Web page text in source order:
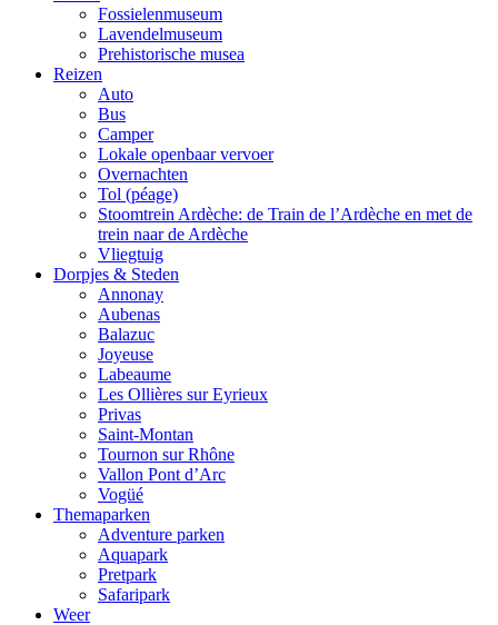
Fossielenmuseum
Lavendelmuseum
Prehistorische musea
Reizen
Auto
Bus
Camper
Lokale openbaar vervoer
Overnachten
Tol (péage)
Stoomtrein Ardèche: de Train de l’Ardèche en met de
trein naar de Ardèche
Vliegtuig
Dorpjes & Steden
Annonay
Aubenas
Balazuc
Joyeuse
Labeaume
Les Ollières sur Eyrieux
Privas
Saint-Montan
Tournon sur Rhône
Vallon Pont d’Arc
Vogüé
Themaparken
Adventure parken
Aquapark
Pretpark
Safaripark
Weer